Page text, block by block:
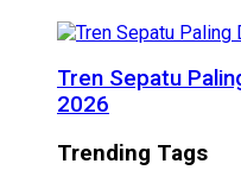
Tren Sepatu
2026
Trending Tags